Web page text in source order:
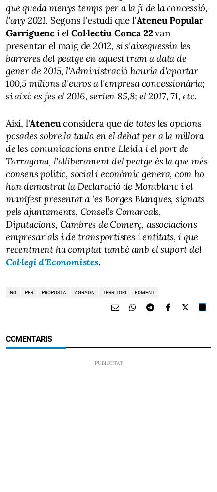
que queda menys temps per a la fi de la concessió,
l'any 2021. Segons l'estudi que l'Ateneu Popular
Garriguenc i el Col·lectiu Conca 22van
presentar el maig de 2012, si s'aixequessin les
barreres del peatge en aquest tram a data de
gener de 2015, l'Administració hauria d'aportar
100,5 milions d'euros a l'empresa concessionària;
si això es fes el 2016, serien 85,8; el 2017, 71, etc.
Així, l'Ateneuconsidera que de totes les opcions
posades sobre la taula en el debat per a la millora
de les comunicacions entre Lleida i el port de
Tarragona, l'alliberament del peatge és la que més
consens polític, social i econòmic genera, com ho
han demostrat la Declaració de Montblanc i el
manifest presentat a les Borges Blanques, signats
pels ajuntaments, Consells Comarcals,
Diputacions, Cambres de Comerç, associacions
empresarials i de transportistes i entitats, i que
recentment ha comptat també amb el suport del
Col·legi d'Economistes.
NO PER PROPOSTA AGRADA TERRITORI FOMENT
COMENTARIS